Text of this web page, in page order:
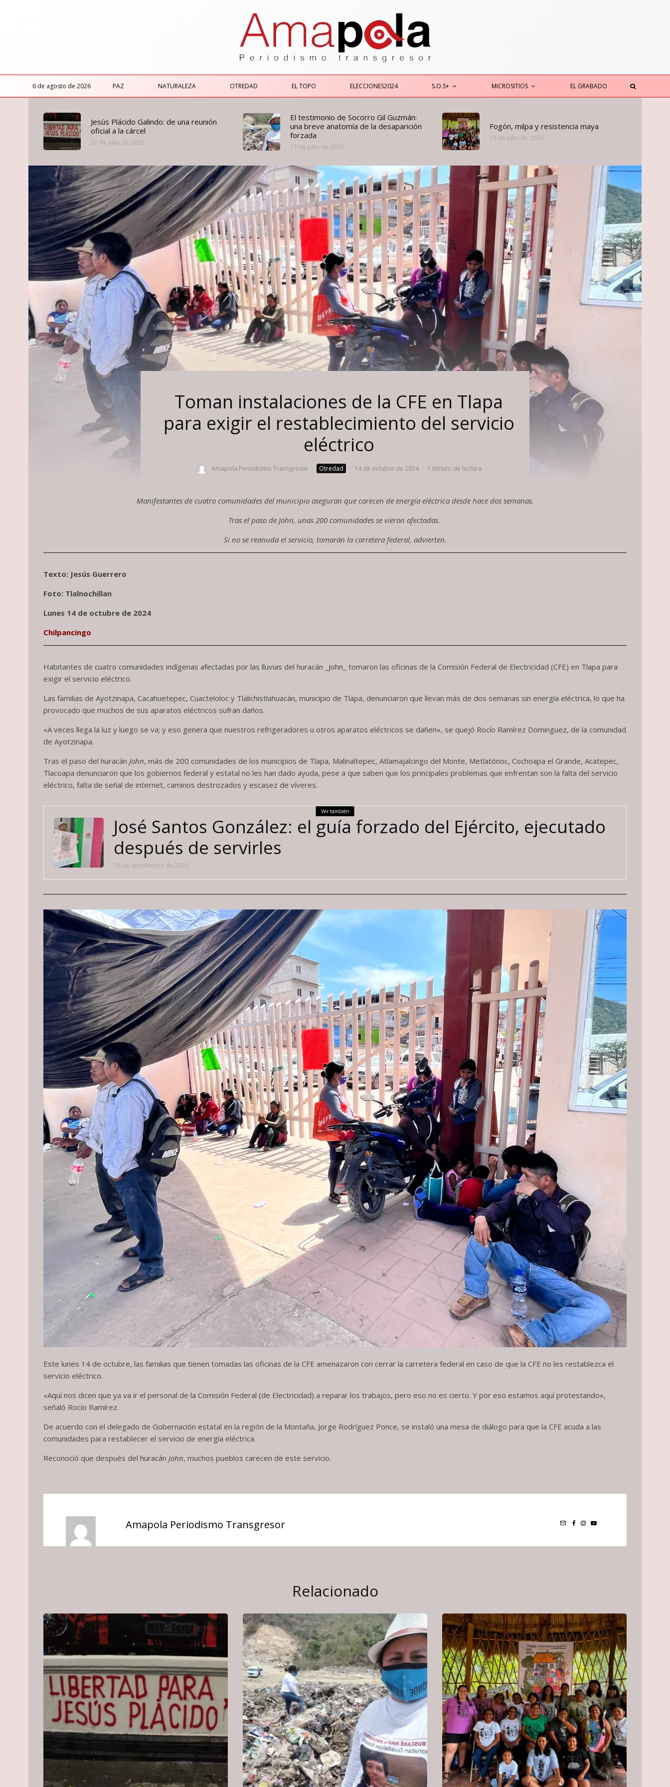
6 de agosto de 2026 PAZ NATURALEZA OTREDAD EL TOPO ELECCIONES2024 S.O.S+ MICROSITIOS EL GRABADO
Jesús Plácido Galindo: de una reunión
oficial a la cárcel
27 de julio de 2026
El testimonio de Socorro Gil Guzmán:
una breve anatomía de la desaparición
forzada
17 de julio de 2026
Fogón, milpa y resistencia maya
15 de julio de 2026
Toman instalaciones de la CFE en Tlapa
para exigir el restablecimiento del servicio
eléctrico
Amapola Periodismo Transgresor · Otredad · 14 de octubre de 2024 · 1 Minuto de lectura
Manifestantes de cuatro comunidades del municipio aseguran que carecen de energía eléctrica desde hace dos semanas.
Tras el paso de John, unas 200 comunidades se vieron afectadas.
Si no se reanuda el servicio, tomarán la carretera federal, advierten.
Texto: Jesús Guerrero
Foto: Tlalnochillan
Lunes 14 de octubre de 2024
Chilpancingo
Habitantes de cuatro comunidades indígenas afectadas por las lluvias del huracán _John_ tomaron las oficinas de la Comisión Federal de Electricidad (CFE) en Tlapa para
exigir el servicio eléctrico.
Las familias de Ayotzinapa, Cacahuetepec, Cuacteloloc y Tlalichistlahuacán, municipio de Tlapa, denunciaron que llevan más de dos semanas sin energía eléctrica, lo que ha
provocado que muchos de sus aparatos eléctricos sufran daños.
«A veces llega la luz y luego se va; y eso genera que nuestros refrigeradores u otros aparatos eléctricos se dañen», se quejó Rocío Ramírez Dominguez, de la comunidad
de Ayotzinapa.
Tras el paso del huracán John, más de 200 comunidades de los municipios de Tlapa, Malinaltepec, Atlamajalcingo del Monte, Metlatónoc, Cochoapa el Grande, Acatepec,
Tlacoapa denunciaron que los gobiernos federal y estatal no les han dado ayuda, pese a que saben que los principales problemas que enfrentan son la falta del servicio
eléctrico, falta de señal de internet, caminos destrozados y escasez de víveres.
Ver también
José Santos González: el guía forzado del Ejército, ejecutado
después de servirles
18 de septiembre de 2023
Este lunes 14 de octubre, las familias que tienen tomadas las oficinas de la CFE amenazaron con cerrar la carretera federal en caso de que la CFE no les restablezca el
servicio eléctrico.
«Aquí nos dicen que ya va ir el personal de la Comisión Federal (de Electricidad) a reparar los trabajos, pero eso no es cierto. Y por eso estamos aquí protestando»,
señaló Rocío Ramírez.
De acuerdo con el delegado de Gobernación estatal en la región de la Montaña, Jorge Rodríguez Ponce, se instaló una mesa de diálogo para que la CFE acuda a las
comunidades para restablecer el servicio de energía eléctrica.
Reconoció que después del huracán John, muchos pueblos carecen de este servicio.
Amapola Periodismo Transgresor
Relacionado